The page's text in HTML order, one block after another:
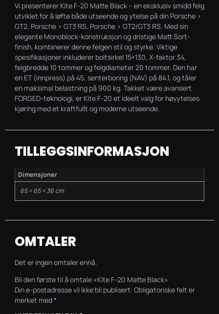
Vi presenterer Kite F-20 Matte Black – en eksklusiv smidd felg
utviklet for å løfte både utseende og ytelse på din Porsche >
GT2, Porsche > GT3 RS, Porsche > GT2/GT3 RS. Med sin
elegante Monoblock-konstruksjon og dristige Matt Sort-
finish, kombinerer denne felgen stil og styrke. Viktige
spesifikasjoner inkluderer boltsirkel 15×130, X-faktor 34,
felgbredde 10 tommer og felgdiameter 20 tommer. Den har
en ET (innpress) på 45, senterboring (NAV) på 84.1, og tåler
en maksimal belastning på 900 kg. Takket være avansert
FORGED-teknologi, er Kite F-20 et ideelt valg for høyytelses
kjøring med et kraftfullt og moderne utseende.
TILLEGGSINFORMASJON
Dimensjoner
65 × 65 × 36 cm
OMTALER
Det er ingen omtaler ennå.
Bli den første til å omtale «Kite F-20 Matte Black»
Din e-postadresse vil ikke bli publisert. Obligatoriske felt er
merket med*